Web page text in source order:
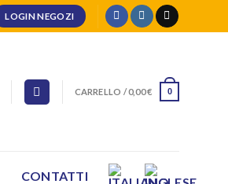
LOGIN NEGOZI
CARRELLO /0,00€ 0
CONTATTI